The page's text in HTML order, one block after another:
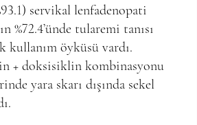
servikal lenfadenopati
%72.4’ünde tularemi tanısı
kullanım öyküsü vardı.
+ doksisiklin kombinasyonu
yara skarı dışında sekel